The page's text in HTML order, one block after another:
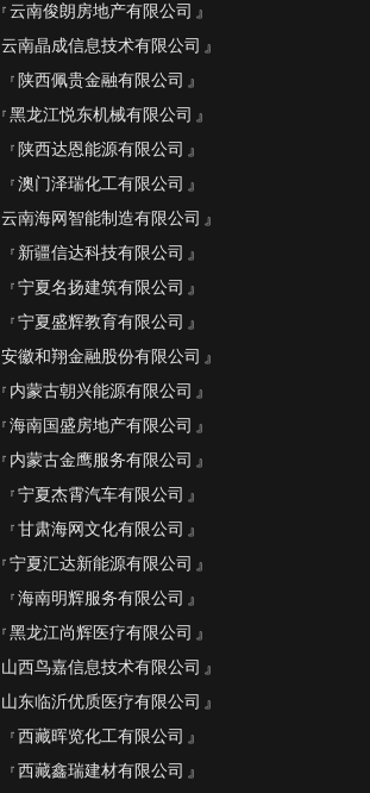
云南俊朗房地产有限公司
云南晶成信息技术有限公司
陕西佩贵金融有限公司
黑龙江悦东机械有限公司
陕西达恩能源有限公司
澳门泽瑞化工有限公司
云南海网智能制造有限公司
新疆信达科技有限公司
宁夏名扬建筑有限公司
宁夏盛辉教育有限公司
安徽和翔金融股份有限公司
内蒙古朝兴能源有限公司
海南国盛房地产有限公司
内蒙古金鹰服务有限公司
宁夏杰霄汽车有限公司
甘肃海网文化有限公司
宁夏汇达新能源有限公司
海南明辉服务有限公司
黑龙江尚辉医疗有限公司
山西鸟嘉信息技术有限公司
山东临沂优质医疗有限公司
西藏晖览化工有限公司
西藏鑫瑞建材有限公司